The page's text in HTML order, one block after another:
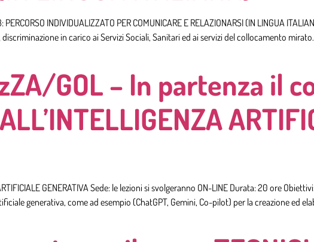
INDIVIDUALIZZATO PER COMUNICARE E RELAZIONARSI (IN LINGUA
in carico ai Servizi Sociali, Sanitari ed ai servizi del collocamento
GOL – In partenza il
GENERATIVA Sede: le lezioni si svolgeranno ON-LINE Durata: 20 ore
generativa, come ad esempio (ChatGPT, Gemini, Co-pilot) per la creazione ed